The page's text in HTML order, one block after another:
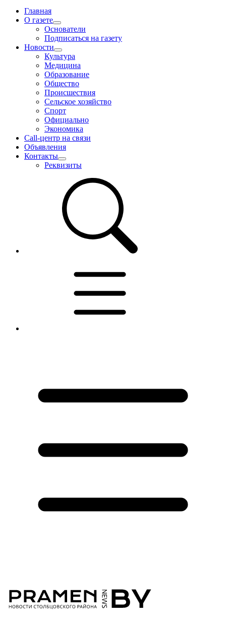
Главная
О газете
Основатели
Подписаться на газету
Новости
Культура
Медицина
Образование
Общество
Происшествия
Сельское хозяйство
Спорт
Официально
Экономика
Call-центр на связи
Объявления
Контакты
Реквизиты